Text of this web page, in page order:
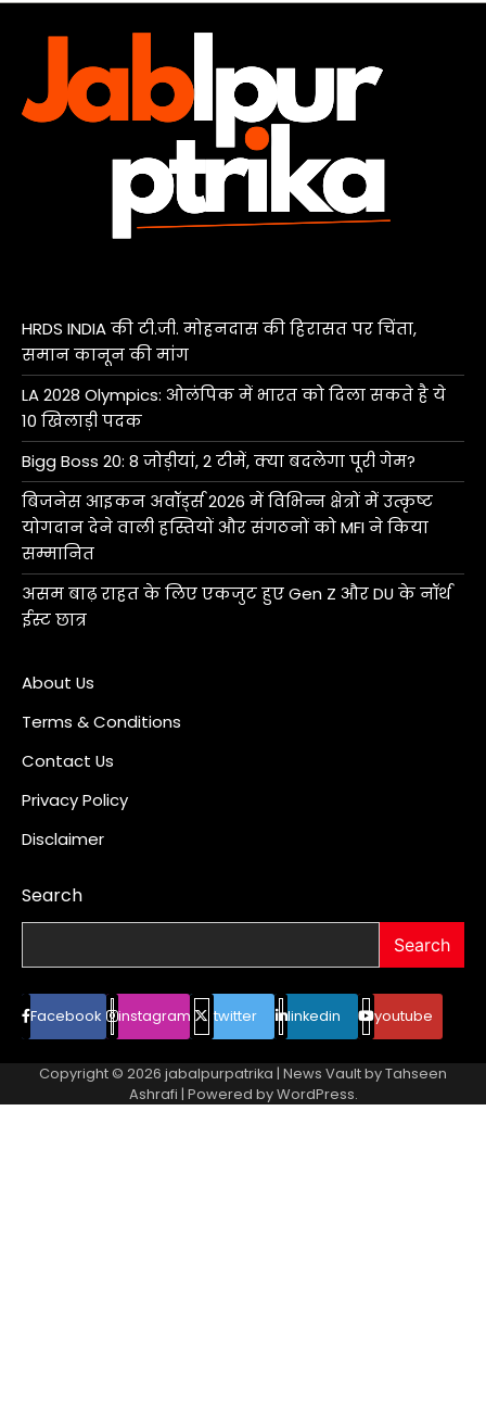
HRDS INDIA की टी.जी. मोहनदास की हिरासत पर चिंता,
समान कानून की मांग
LA 2028 Olympics: ओलंपिक में भारत को दिला सकते है ये
10 खिलाड़ी पदक
Bigg Boss 20: 8 जोड़ीयां, 2 टीमें, क्या बदलेगा पूरी गेम?
बिजनेस आइकन अवॉर्ड्स 2026 में विभिन्न क्षेत्रों में उत्कृष्ट
योगदान देने वाली हस्तियों और संगठनों को MFI ने किया
सम्मानित
असम बाढ़ राहत के लिए एकजुट हुए Gen Z और DU के नॉर्थ
ईस्ट छात्र
About Us
Terms & Conditions
Contact Us
Privacy Policy
Disclaimer
Search
Search
Facebook instagram twitter linkedin youtube
Copyright © 2026 jabalpurpatrika | News Vault byTahseen
Ashrafi | Powered byWordPress.